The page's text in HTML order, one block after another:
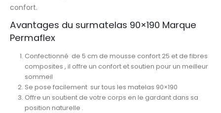
confort.
Avantages du surmatelas 90×190 Marque
Permaflex
Confectionné de 5 cm de mousse confort 25 et de fibres
composites , il offre un confort et soutien pour un meilleur
sommeil
Se pose facilement sur tous les matelas 90×190
Offre un soutient de votre corps en le gardant dans sa
position naturelle .